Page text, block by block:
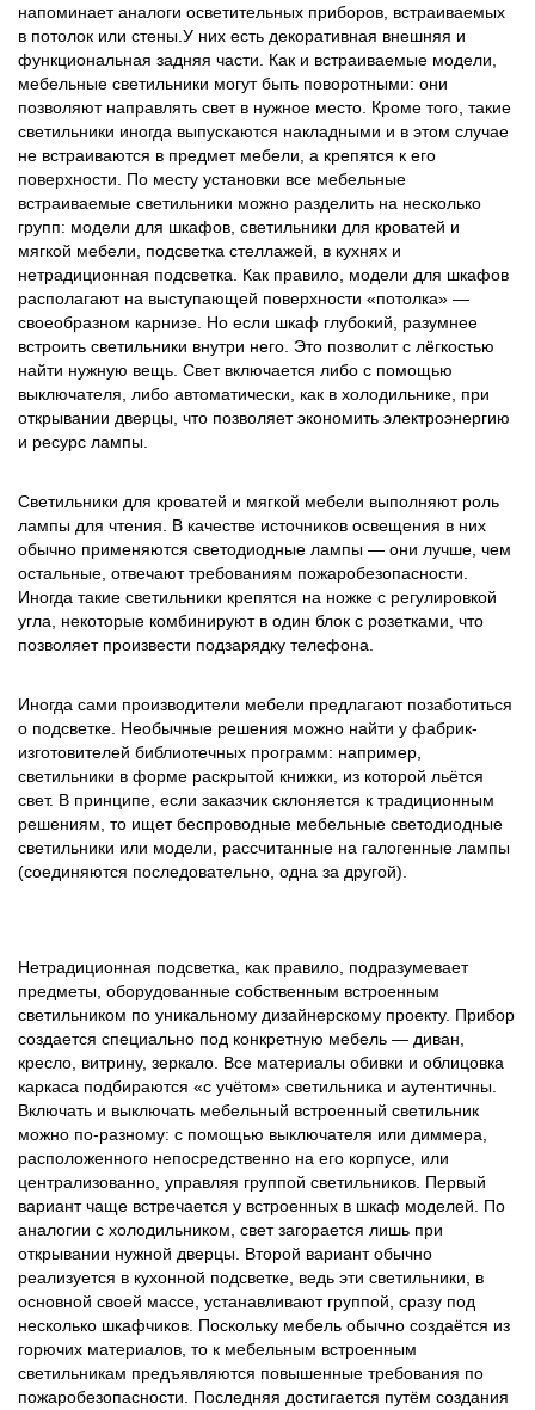
напоминает аналоги осветительных приборов, встраиваемых
в потолок или стены.У них есть декоративная внешняя и
функциональная задняя части. Как и встраиваемые модели,
мебельные светильники могут быть поворотными: они
позволяют направлять свет в нужное место. Кроме того, такие
светильники иногда выпускаются накладными и в этом случае
не встраиваются в предмет мебели, а крепятся к его
поверхности. По месту установки все мебельные
встраиваемые светильники можно разделить на несколько
групп: модели для шкафов, светильники для кроватей и
мягкой мебели, подсветка стеллажей, в кухнях и
нетрадиционная подсветка. Как правило, модели для шкафов
располагают на выступающей поверхности «потолка» —
своеобразном карнизе. Но если шкаф глубокий, разумнее
встроить светильники внутри него. Это позволит с лёгкостью
найти нужную вещь. Свет включается либо с помощью
выключателя, либо автоматически, как в холодильнике, при
открывании дверцы, что позволяет экономить электроэнергию
и ресурс лампы.
Светильники для кроватей и мягкой мебели выполняют роль
лампы для чтения. В качестве источников освещения в них
обычно применяются светодиодные лампы — они лучше, чем
остальные, отвечают требованиям пожаробезопасности.
Иногда такие светильники крепятся на ножке с регулировкой
угла, некоторые комбинируют в один блок с розетками, что
позволяет произвести подзарядку телефона.
Иногда сами производители мебели предлагают позаботиться
о подсветке. Необычные решения можно найти у фабрик-
изготовителей библиотечных программ: например,
светильники в форме раскрытой книжки, из которой льётся
свет. В принципе, если заказчик склоняется к традиционным
решениям, то ищет беспроводные мебельные светодиодные
светильники или модели, рассчитанные на галогенные лампы
(соединяются последовательно, одна за другой).
Нетрадиционная подсветка, как правило, подразумевает
предметы, оборудованные собственным встроенным
светильником по уникальному дизайнерскому проекту. Прибор
создается специально под конкретную мебель — диван,
кресло, витрину, зеркало. Все материалы обивки и облицовка
каркаса подбираются «с учётом» светильника и аутентичны.
Включать и выключать мебельный встроенный светильник
можно по-разному: с помощью выключателя или диммера,
расположенного непосредственно на его корпусе, или
централизованно, управляя группой светильников. Первый
вариант чаще встречается у встроенных в шкаф моделей. По
аналогии с холодильником, свет загорается лишь при
открывании нужной дверцы. Второй вариант обычно
реализуется в кухонной подсветке, ведь эти светильники, в
основной своей массе, устанавливают группой, сразу под
несколько шкафчиков. Поскольку мебель обычно создаётся из
горючих материалов, то к мебельным встроенным
светильникам предъявляются повышенные требования по
пожаробезопасности. Последняя достигается путём создания